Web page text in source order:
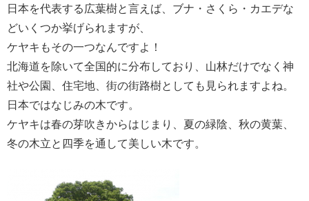
日本を代表する広葉樹と言えば、ブナ・さくら・カエデな
どいくつか挙げられますが、
ケヤキもその一つなんですよ！
北海道を除いて全国的に分布しており、山林だけでなく神
社や公園、住宅地、街の街路樹としても見られますよね。
日本ではなじみの木です。
ケヤキは春の芽吹きからはじまり、夏の緑陰、秋の黄葉、
冬の木立と四季を通して美しい木です。